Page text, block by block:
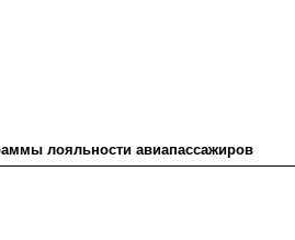
лояльности авиапассажиров